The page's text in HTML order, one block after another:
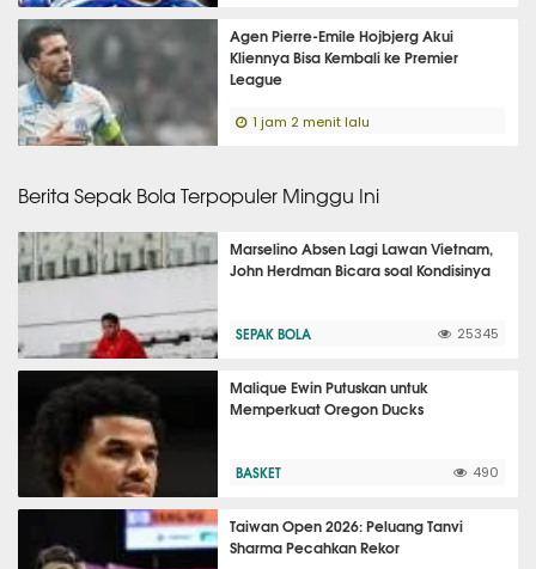
Agen Pierre-Emile Hojbjerg Akui
Kliennya Bisa Kembali ke Premier
League
1 jam 2 menit lalu
Berita Sepak Bola Terpopuler Minggu Ini
Marselino Absen Lagi Lawan Vietnam,
John Herdman Bicara soal Kondisinya
SEPAK BOLA 25345
Malique Ewin Putuskan untuk
Memperkuat Oregon Ducks
BASKET 490
Taiwan Open 2026: Peluang Tanvi
Sharma Pecahkan Rekor